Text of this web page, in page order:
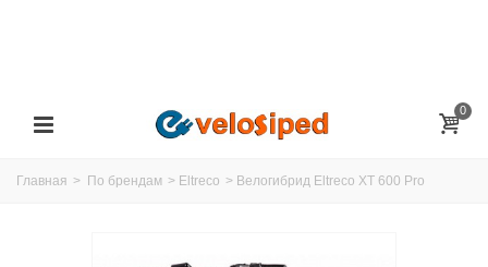
0
Главная > По брендам > Eltreco > Велогибрид Eltreco XT 600 Pro